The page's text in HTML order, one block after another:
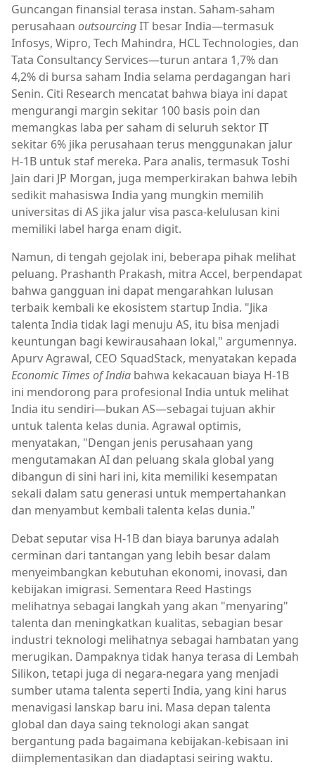
Guncangan finansial terasa instan. Saham-saham
perusahaan outsourcingIT besar India—termasuk
Infosys, Wipro, Tech Mahindra, HCL Technologies, dan
Tata Consultancy Services—turun antara 1,7% dan
4,2% di bursa saham India selama perdagangan hari
Senin. Citi Research mencatat bahwa biaya ini dapat
mengurangi margin sekitar 100 basis poin dan
memangkas laba per saham di seluruh sektor IT
sekitar 6% jika perusahaan terus menggunakan jalur
H-1B untuk staf mereka. Para analis, termasuk Toshi
Jain dari JP Morgan, juga memperkirakan bahwa lebih
sedikit mahasiswa India yang mungkin memilih
universitas di AS jika jalur visa pasca-kelulusan kini
memiliki label harga enam digit.
Namun, di tengah gejolak ini, beberapa pihak melihat
peluang. Prashanth Prakash, mitra Accel, berpendapat
bahwa gangguan ini dapat mengarahkan lulusan
terbaik kembali ke ekosistem startup India. "Jika
talenta India tidak lagi menuju AS, itu bisa menjadi
keuntungan bagi kewirausahaan lokal," argumennya.
Apurv Agrawal, CEO SquadStack, menyatakan kepada
Economic Times of India bahwa kekacauan biaya H-1B
ini mendorong para profesional India untuk melihat
India itu sendiri—bukan AS—sebagai tujuan akhir
untuk talenta kelas dunia. Agrawal optimis,
menyatakan, "Dengan jenis perusahaan yang
mengutamakan AI dan peluang skala global yang
dibangun di sini hari ini, kita memiliki kesempatan
sekali dalam satu generasi untuk mempertahankan
dan menyambut kembali talenta kelas dunia."
Debat seputar visa H-1B dan biaya barunya adalah
cerminan dari tantangan yang lebih besar dalam
menyeimbangkan kebutuhan ekonomi, inovasi, dan
kebijakan imigrasi. Sementara Reed Hastings
melihatnya sebagai langkah yang akan "menyaring"
talenta dan meningkatkan kualitas, sebagian besar
industri teknologi melihatnya sebagai hambatan yang
merugikan. Dampaknya tidak hanya terasa di Lembah
Silikon, tetapi juga di negara-negara yang menjadi
sumber utama talenta seperti India, yang kini harus
menavigasi lanskap baru ini. Masa depan talenta
global dan daya saing teknologi akan sangat
bergantung pada bagaimana kebijakan-kebisaan ini
diimplementasikan dan diadaptasi seiring waktu.